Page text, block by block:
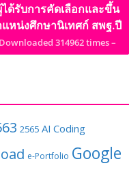
ด้รับการคัดเลือกและขึ้น
หน่งศึกษานิเทศก์ สพฐ.ปี
314962 times –
2565 AI Coding
e-Portfolio Google